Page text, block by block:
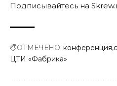
Подписывайтесь на
ОТМЕЧЕНО: конференция
ЦТИ «Фабрика»